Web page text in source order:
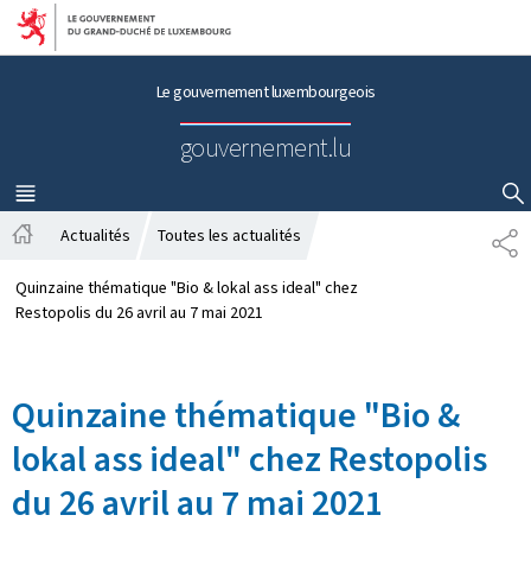
Aller au menu principal
Aller au contenu
Le gouvernement luxembourgeois
gouvernement.lu
MENU
PRINCIPAL
AFFICHER / MASQUER LA RECHERCHE
P
A
c
c
l
Actualités Toutes les actualités
Quinzaine thématique "Bio & lokal ass ideal" chez
Restopolis du 26 avril au 7 mai 2021
Quinzaine thématique "Bio &
lokal ass ideal" chez Restopolis
du 26 avril au 7 mai 2021